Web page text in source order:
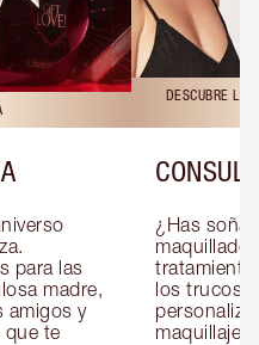
para las
madre,
amigos y
que te
DESCUBRE
¿Has
los trucos?
maquillaje